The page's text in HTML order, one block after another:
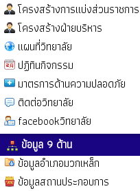
โครงสร้างการแบ่งส่วนราชการ
โครงสร้างฝ่ายบริหาร
แผนที่วิทยาลัย
ปฏิทินกิจกรรม
มาตรการด้านความปลอดภัย
ติดต่อวิทยาลัย
facebookวิทยาลัย
ข้อมูล 9 ด้าน
ข้อมูลอำเภอมวกเหล็ก
ข้อมูลสถานประกอบการ